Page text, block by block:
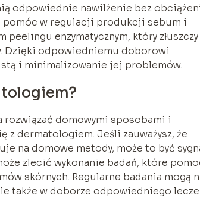
odpowiednie nawilżenie bez
pomóc w regulacji produkcji sebum i
enzymatycznym, który złuszczy
Dzięki odpowiedniemu doborowi
i minimalizowanie jej problemów.
rozwiązać domowymi sposobami i
dermatologiem. Jeśli zauważysz, że
na domowe metody, może to być
zlecić wykonanie badań, które
skórnych. Regularne badania mogą
także w doborze odpowiedniego